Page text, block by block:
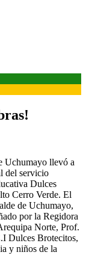
Uchumayo llevó a
del servicio
Dulces
Cerro Verde. El
de Uchumayo,
por la Regidora
Norte, Prof.
Dulces Brotecitos,
y niños de la